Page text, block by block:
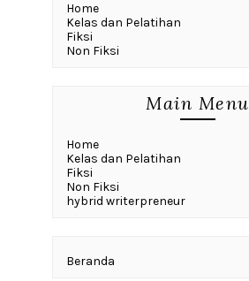
Home
Kelas dan Pelatihan
Fiksi
Non Fiksi
Main Menu
Home
Kelas dan Pelatihan
Fiksi
Non Fiksi
hybrid writerpreneur
Beranda